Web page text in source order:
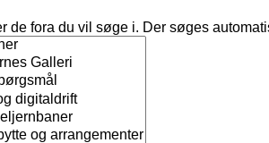
de fora du vil søge i. Der søges